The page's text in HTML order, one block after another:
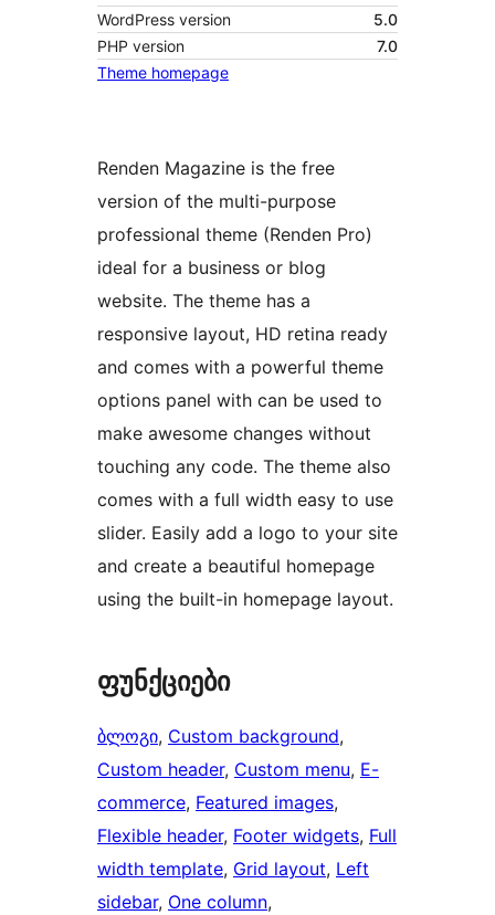
WordPress version
5.0
PHP version
7.0
Theme homepage
Renden Magazine is the free
version of the multi-purpose
professional theme (Renden Pro)
ideal for a business or blog
website. The theme has a
responsive layout, HD retina ready
and comes with a powerful theme
options panel with can be used to
make awesome changes without
touching any code. The theme also
comes with a full width easy to use
slider. Easily add a logo to your site
and create a beautiful homepage
using the built-in homepage layout.
ფუნქციები
ბლოგი, Custom background
Custom header, Custom menu, E-
commerce, Featured images
Flexible header, Footer widgets, Full
width template, Grid layout, Left
sidebar, One column